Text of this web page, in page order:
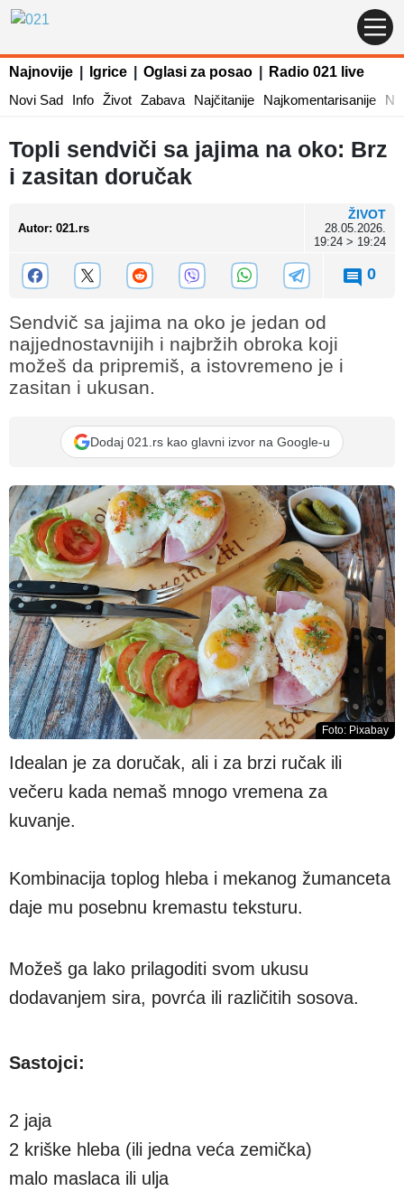
Najnovije Igrice Oglasi za posao
Radio 021 live
Novi Sad
Info Život Zabava Najčitanije Najkomentarisanije
Topli sendviči sa jajima na oko: Brz
i zasitan doručak
Autor: 021.rs
ŽIVOT
28.05.2026.
19:24 > 19:24
0
Sendvič sa jajima na oko je jedan od
najjednostavnijih i najbržih obroka koji
možeš da pripremiš, a istovremeno je i
zasitan i ukusan.
Dodaj 021.rs kao glavni izvor na Google-u
Foto: Pixabay
Idealan je za doručak, ali i za brzi ručak ili
večeru kada nemaš mnogo vremena za
kuvanje.
Kombinacija toplog hleba i mekanog žumanceta
daje mu posebnu kremastu teksturu.
Možeš ga lako prilagoditi svom ukusu
dodavanjem sira, povrća ili različitih sosova.
Sastojci:
2 jaja
2 kriške hleba (ili jedna veća zemička)
malo maslaca ili ulja